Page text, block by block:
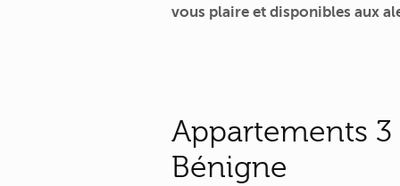
vous plaire et disponibles aux
Appartements
Bénigne